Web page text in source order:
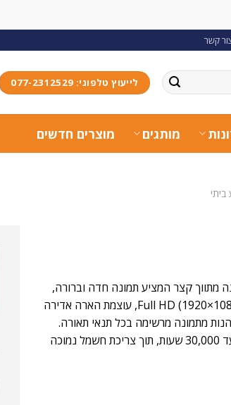
קשר
לייעוץ טלפוני: 077-2312529
מותגים מוצרים חדשים
ביתי
מתווך קצר המציע תמונה חדה וברורה,
צבעים עשירים וחווית קולנוע ביתי משודרגת. עם רזולוציית Full HD (1920×1080), עוצמת הארה אדירה
ניגודיות גבוה של 300,000:1, תוכלו ליהנות מתמונה מרשימה בכל תנאי תאורה.
טכנולוגיית הלייזר המתקדמת מבטיחה חיי מקרן ארוכים של עד 30,000 שעות, תוך צריכת חשמל נמוכה